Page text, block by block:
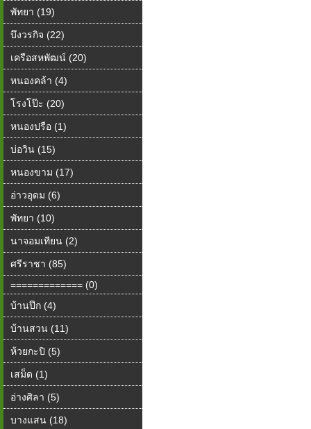
พัทยา (19)
บึงวรกิจ (22)
เครือสหพัฒน์ (20)
หนองคล้า (4)
โรงโป๊ะ (20)
หนองปรือ (1)
บ่อวิน (15)
หนองขาม (17)
อ่าวอุดม (6)
พัทยา (10)
นาจอมเทียน (2)
ศรีราชา (85)
============= (0)
บ้านปึก (4)
บ้านสวน (11)
ห้วยกะปิ (5)
เสม็ด (1)
อ่างศิลา (5)
บางแสน (18)